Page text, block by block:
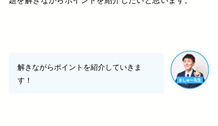
解きながらポイントを紹介していきま
す！